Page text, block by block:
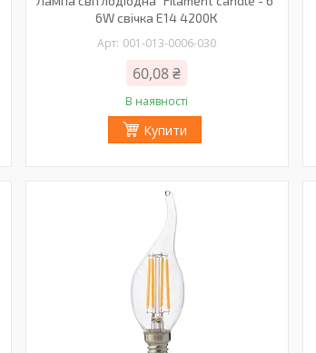
6W свічка Е14 4200К
001-013-0006-030
60,08 ₴
В наявності
Купити